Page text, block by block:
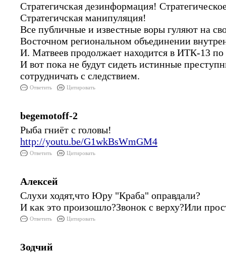
Стратегичская дезинформация!
Стратегичская манипуляция!
Все публичные и известные воры гуляют на
Восточном региональном объединении
И. Матвеев продолжает находится в ИТК-13
И вот пока не будут сидеть истинные
сотрудничать с следствием.
Ответить Цитировать
begemotoff-2
Рыба гниёт с головы!
http://youtu.be/G1wkBsWmGM4
Ответить Цитировать
Алексей
Слухи ходят,что Юру "Краба" оправдали?
И как это произошло?Звонок с верху?Или
Ответить Цитировать
Зодчий